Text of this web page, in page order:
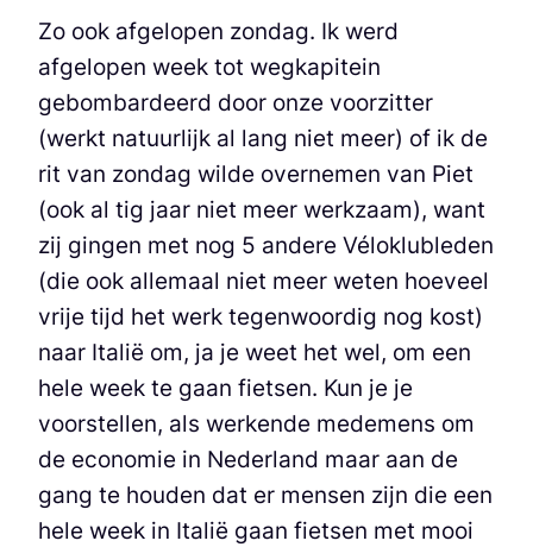
Zo ook afgelopen zondag. Ik werd
afgelopen week tot wegkapitein
gebombardeerd door onze voorzitter
(werkt natuurlijk al lang niet meer) of ik de
rit van zondag wilde overnemen van Piet
(ook al tig jaar niet meer werkzaam), want
zij gingen met nog 5 andere Véloklubleden
(die ook allemaal niet meer weten hoeveel
vrije tijd het werk tegenwoordig nog kost)
naar Italië om, ja je weet het wel, om een
hele week te gaan fietsen. Kun je je
voorstellen, als werkende medemens om
de economie in Nederland maar aan de
gang te houden dat er mensen zijn die een
hele week in Italië gaan fietsen met mooi